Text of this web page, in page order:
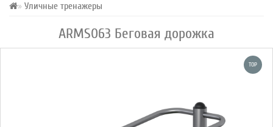
Уличные тренажеры
ARMS063 Беговая дорожка
TOP